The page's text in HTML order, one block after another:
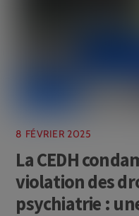
8 FÉVRIER 2025
La CEDH
violation des
psychiatrie :